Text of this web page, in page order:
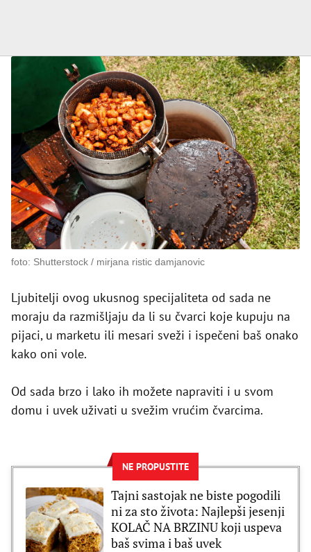
foto: Shutterstock / mirjana ristic damjanovic
Ljubitelji ovog ukusnog specijaliteta od sada ne
moraju da razmišljaju da li su čvarci koje kupuju na
pijaci, u marketu ili mesari sveži i ispečeni baš onako
kako oni vole.
Od sada brzo i lako ih možete napraviti i u svom
domu i uvek uživati u svežim vrućim čvarcima.
NE PROPUSTITE
Tajni sastojak ne biste pogodili
ni za sto života: Najlepši jesenji
KOLAČ NA BRZINU koji uspeva
baš svima i baš uvek